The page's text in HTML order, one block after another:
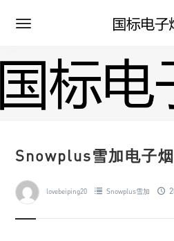
Snowplus雪加电子
lovebeiping20 Snowplus雪加